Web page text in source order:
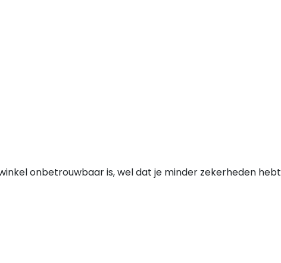
onbetrouwbaar is, wel dat je minder zekerheden hebt